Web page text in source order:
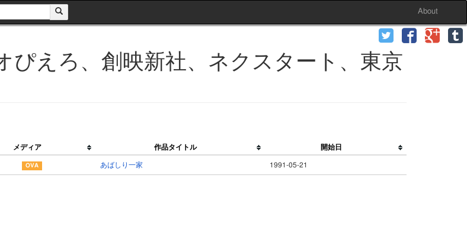
About
ぴえろ、創映新社、ネクスタート、東京
メディア 作品タイトル 開始日
あばしり一家 1991-05-21